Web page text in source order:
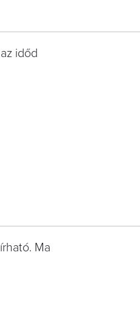
időd
Ma